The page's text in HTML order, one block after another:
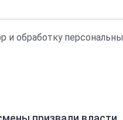
и обработку